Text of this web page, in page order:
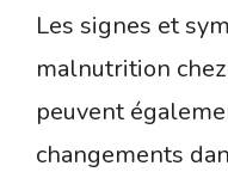
Les signes et
malnutrition
peuvent
changements